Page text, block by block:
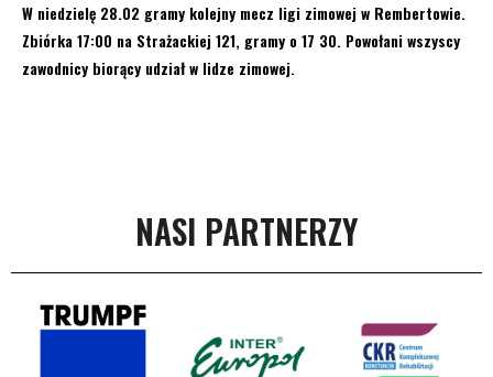
W niedzielę 28.02 gramy kolejny mecz ligi zimowej w Rembertowie.
Zbiórka 17:00 na Strażackiej 121, gramy o 17 30. Powołani wszyscy
zawodnicy biorący udział w lidze zimowej.
NASI PARTNERZY